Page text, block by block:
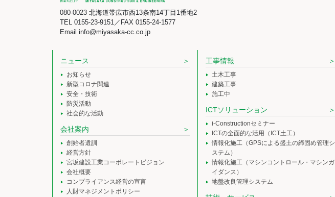
080-0023 北海道帯広市西13条南14丁目1番地2
TEL 0155-23-9151／FAX 0155-24-1577
Email info@miyasaka-cc.co.jp
ニュース
お知らせ
新型コロナ関連
安全・技術
防災活動
社会的な活動
会社案内
創始者遺訓
経営方針
宮坂建設工業コーポレートビジョン
会社概要
コンプライアンス経営の宣言
人財マネジメントポリシー
工事情報
土木工事
建築工事
施工中
ICTソリューション
i-Constructionセミナー
ICTの全面的な活用（ICT土工）
情報化施工（GPSによる盛土の締固め管理シ
ステム）
情報化施工（マシンコントロール・マシンガ
イダンス）
地盤改良管理システム